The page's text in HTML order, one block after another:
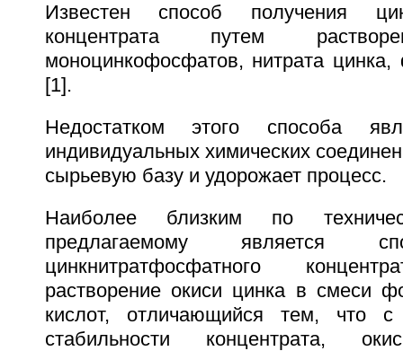
Известен способ получения
концентрата путем
моноцинкофосфатов, нитрата
[1].
Недостатком этого способа
индивидуальных химических
сырьевую базу и удорожает процесс.
Наиболее близким по
предлагаемому является
цинкнитратфосфатного
растворение окиси цинка в смеси
кислот, отличающийся тем, что
стабильности концентрата,